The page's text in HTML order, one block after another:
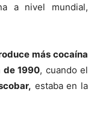
a nivel mundial,
más cocaína
de 1990, cuando el
estaba en la